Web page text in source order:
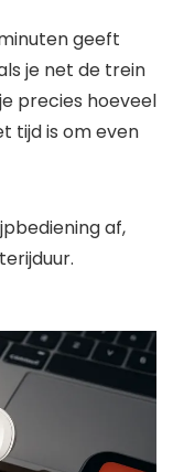
geeft
je net de trein
precies hoeveel
tijd is om even
af,